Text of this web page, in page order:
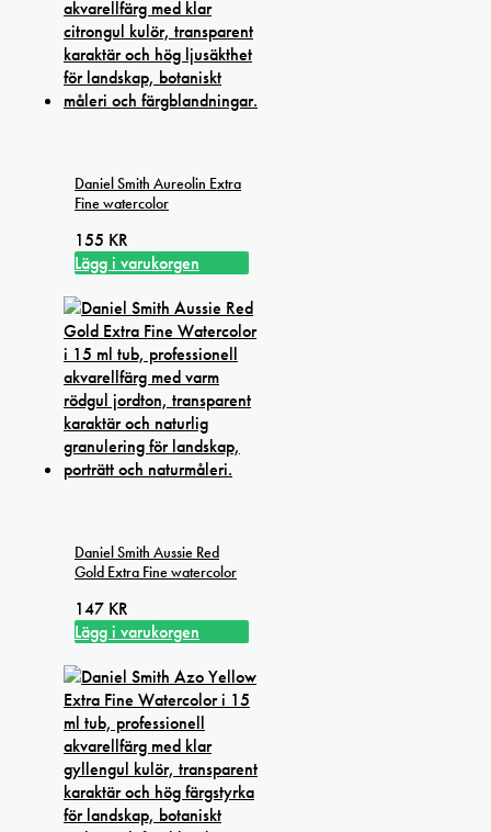
Daniel Smith Aureolin Extra
Fine watercolor
155 KR
Lägg i varukorgen
Daniel Smith Aussie Red
Gold Extra Fine watercolor
147 KR
Lägg i varukorgen